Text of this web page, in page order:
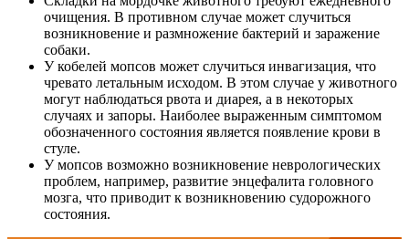
очищения. В противном случае может случиться
возникновение и размножение бактерий и заражение
собаки.
У кобелей мопсов может случиться инвагизация, что
чревато летальным исходом. В этом случае у животного
могут наблюдаться рвота и диарея, а в некоторых
случаях и запоры. Наиболее выраженным симптомом
обозначенного состояния является появление крови в
стуле.
У мопсов возможно возникновение неврологических
проблем, например, развитие энцефалита головного
мозга, что приводит к возникновению судорожного
состояния.